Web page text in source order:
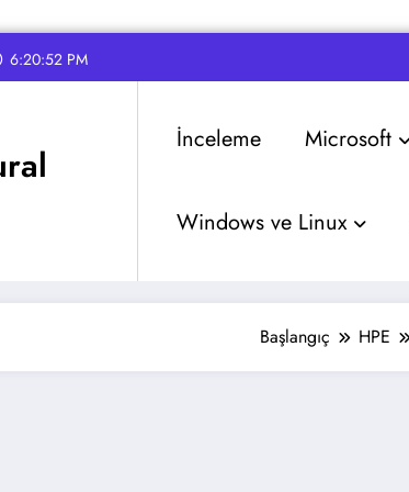
6:20:53 PM
İnceleme Microsoft
Windows ve Linux
Başlangıç HPE